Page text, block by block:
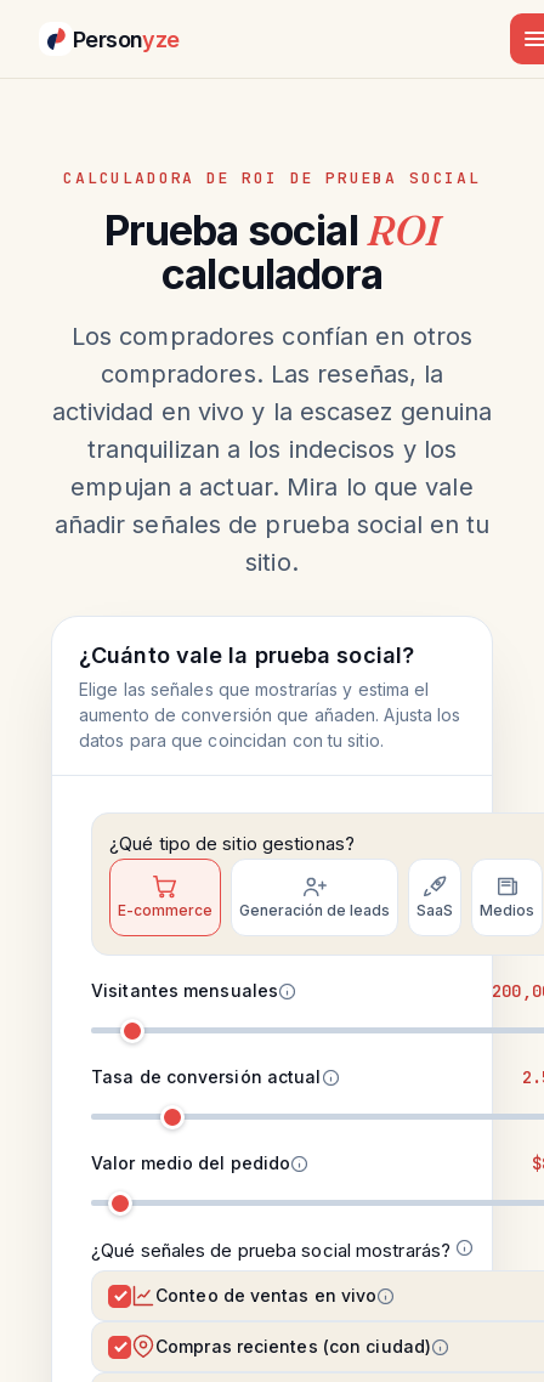
Personyze
CALCULADORA DE ROI DE PRUEBA SOCIAL
Prueba socialROI
calculadora
Los compradores confían en otros
compradores. Las reseñas, la
actividad en vivo y la escasez genuina
tranquilizan a los indecisos y los
empujan a actuar. Mira lo que vale
añadir señales de prueba social en tu
sitio.
¿Cuánto vale la prueba social?
Elige las señales que mostrarías y estima el
aumento de conversión que añaden. Ajusta los
datos para que coincidan con tu sitio.
¿Qué tipo de sitio gestionas?
E-commerce Generación de leads SaaS Medios
Visitantes mensuales
Tasa de conversión actual
Valor medio del pedido
¿Qué señales de prueba social mostrarás?
Conteo de ventas en vivo
Compras recientes (con ciudad)